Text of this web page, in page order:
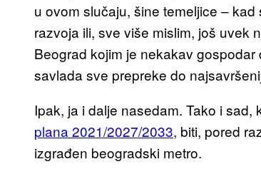
u ovom slučaju, šine temeljice –
razvoja ili, sve više mislim, još uvek
Beograd kojim je nekakav
savlada sve prepreke do
Ipak, ja i dalje nasedam. Tako i
plana 2021/2027/2033, biti, pored
izgrađen beogradski metro.